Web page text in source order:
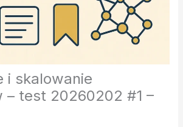
i skalowanie
– test 20260202 #1 –